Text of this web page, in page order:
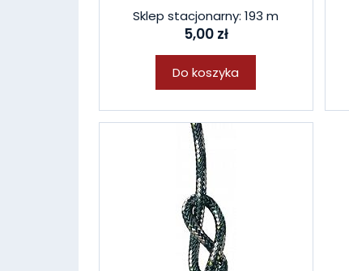
Sklep stacjonarny: 193 m
5,00 zł
Do koszyka